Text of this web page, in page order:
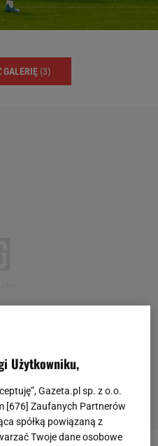
GALERIĘ (3)
Użytkowniku,
Gazeta.pl sp. z o.o.
[676] Zaufanych Partnerów
spółką powiązaną z
Twoje dane osobowe